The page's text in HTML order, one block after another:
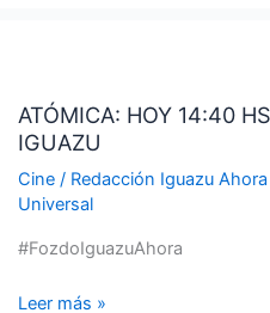
ATÓMICA: HOY 14:40
IGUAZU
Cine/ Redacción Iguazu Ahora
Universal
#FozdoIguazuAhora
14:40
HS
EN
EL
FOZ
Leer más »